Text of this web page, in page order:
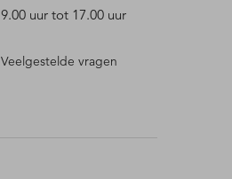
9.00 uur tot 17.00 uur
Veelgestelde vragen